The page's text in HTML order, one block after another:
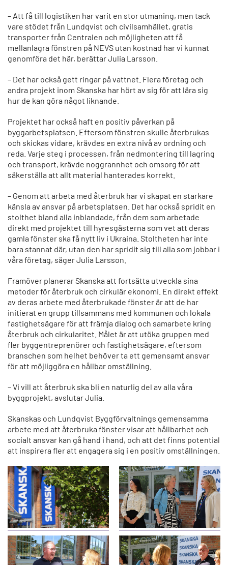
– Att få till logistiken har varit en stor utmaning, men tack
vare stödet från Lundqvist och civilsamhället, gratis
transporter från Centralen och möjligheten att få
mellanlagra fönstren på NEVS utan kostnad har vi kunnat
genomföra det här, berättar Julia Larsson.
– Det har också gett ringar på vattnet. Flera företag och
andra projekt inom Skanska har hört av sig för att lära sig
hur de kan göra något liknande.
Projektet har också haft en positiv påverkan på
byggarbetsplatsen. Eftersom fönstren skulle återbrukas
och skickas vidare, krävdes en extra nivå av ordning och
reda. Varje steg i processen, från nedmontering till lagring
och transport, krävde noggrannhet och omsorg för att
säkerställa att allt material hanterades korrekt.
– Genom att arbeta med återbruk har vi skapat en starkare
känsla av ansvar på arbetsplatsen. Det har också spridit en
stolthet bland alla inblandade, från dem som arbetade
direkt med projektet till hyresgästerna som vet att deras
gamla fönster ska få nytt liv i Ukraina. Stoltheten har inte
bara stannat där, utan den har spridit sig till alla som jobbar i
våra företag, säger Julia Larsson.
Framöver planerar Skanska att fortsätta utveckla sina
metoder för återbruk och cirkulär ekonomi. En direkt effekt
av deras arbete med återbrukade fönster är att de har
initierat en grupp tillsammans med kommunen och lokala
fastighetsägare för att främja dialog och samarbete kring
återbruk och cirkularitet. Målet är att utöka gruppen med
fler byggentreprenörer och fastighetsägare, eftersom
branschen som helhet behöver ta ett gemensamt ansvar
för att möjliggöra en hållbar omställning.
– Vi vill att återbruk ska bli en naturlig del av alla våra
byggprojekt, avslutar Julia.
Skanskas och Lundqvist Byggförvaltnings gemensamma
arbete med att återbruka fönster visar att hållbarhet och
socialt ansvar kan gå hand i hand, och att det finns potential
att inspirera fler att engagera sig i en positiv omställningen.
B
i
l
d
e
n
ö
p
p
B
i
l
d
e
n
ö
p
p
B
i
l
B
i
l